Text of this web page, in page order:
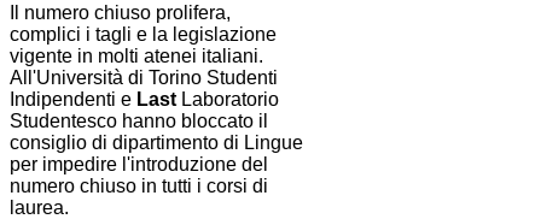
Il numero chiuso prolifera,
complici i tagli e la legislazione
vigente in molti atenei italiani.
All'Università di Torino Studenti
Indipendenti e Last Laboratorio
Studentesco hanno bloccato il
consiglio di dipartimento di Lingue
per impedire l'introduzione del
numero chiuso in tutti i corsi di
laurea.